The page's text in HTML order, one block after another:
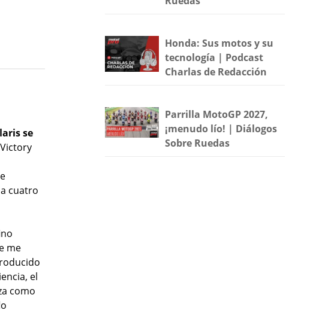
se
cuatro
me
el
como
Honda: Sus motos y su
tecnología | Podcast
Charlas de Redacción
Parrilla MotoGP 2027,
¡menudo lío! | Diálogos
Sobre Ruedas